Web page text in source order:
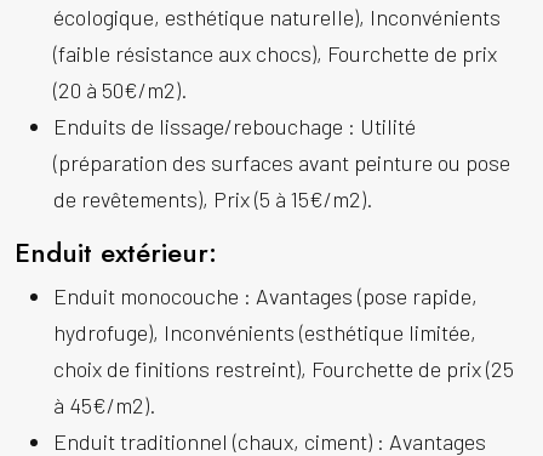
écologique, esthétique naturelle), Inconvénients
(faible résistance aux chocs), Fourchette de prix
(20 à 50€/m2).
Enduits de lissage/rebouchage : Utilité
(préparation des surfaces avant peinture ou pose
de revêtements), Prix (5 à 15€/m2).
Enduit extérieur:
Enduit monocouche : Avantages (pose rapide,
hydrofuge), Inconvénients (esthétique limitée,
choix de finitions restreint), Fourchette de prix (25
à 45€/m2).
Enduit traditionnel (chaux, ciment) : Avantages